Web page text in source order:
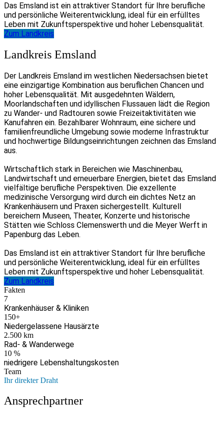
Das Emsland ist ein attraktiver Standort für Ihre berufliche
und persönliche Weiterentwicklung, ideal für ein erfülltes
Leben mit Zukunftsperspektive und hoher Lebensqualität.
Zum Landkreis
Landkreis Emsland
Der Landkreis Emsland im westlichen Niedersachsen bietet
eine einzigartige Kombination aus beruflichen Chancen und
hoher Lebensqualität. Mit ausgedehnten Wäldern,
Moorlandschaften und idyllischen Flussauen lädt die Region
zu Wander- und Radtouren sowie Freizeitaktivitäten wie
Kanufahren ein. Bezahlbarer Wohnraum, eine sichere und
familienfreundliche Umgebung sowie moderne Infrastruktur
und hochwertige Bildungseinrichtungen zeichnen das Emsland
aus.
Wirtschaftlich stark in Bereichen wie Maschinenbau,
Landwirtschaft und erneuerbare Energien, bietet das Emsland
vielfältige berufliche Perspektiven. Die exzellente
medizinische Versorgung wird durch ein dichtes Netz an
Krankenhäusern und Praxen sichergestellt. Kulturell
bereichern Museen, Theater, Konzerte und historische
Stätten wie Schloss Clemenswerth und die Meyer Werft in
Papenburg das Leben.
Das Emsland ist ein attraktiver Standort für Ihre berufliche
und persönliche Weiterentwicklung, ideal für ein erfülltes
Leben mit Zukunftsperspektive und hoher Lebensqualität.
Zum Landkreis
Fakten
7
Krankenhäuser & Kliniken
150+
Niedergelassene Hausärzte
2.500 km
Rad- & Wanderwege
10 %
niedrigere Lebenshaltungskosten
Team
Ihr direkter Draht
Ansprechpartner